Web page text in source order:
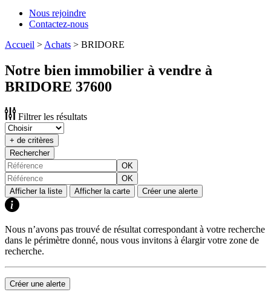
Nous rejoindre
Contactez-nous
Accueil > Achats > BRIDORE
Notre bien immobilier à vendre à
BRIDORE 37600
Filtrer les résultats
+ de critères
Rechercher
OK
OK
Afficher la liste
Afficher la carte Créer une alerte
Nous n’avons pas trouvé de résultat correspondant à votre recherche
dans le périmètre donné, nous vous invitons à élargir votre zone de
recherche.
Créer une alerte